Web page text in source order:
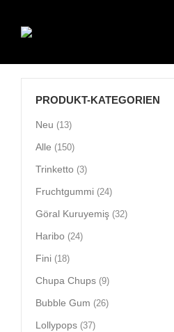
PRODUKT-KATEGORIEN
Neu (13)
Alle (150)
Trinketto (3)
Fruchtgummi (24)
Göral Kuruyemiş (32)
Haribo (24)
Fini (18)
Chupa Chups (9)
Bubble Gum (26)
Lollypops (37)